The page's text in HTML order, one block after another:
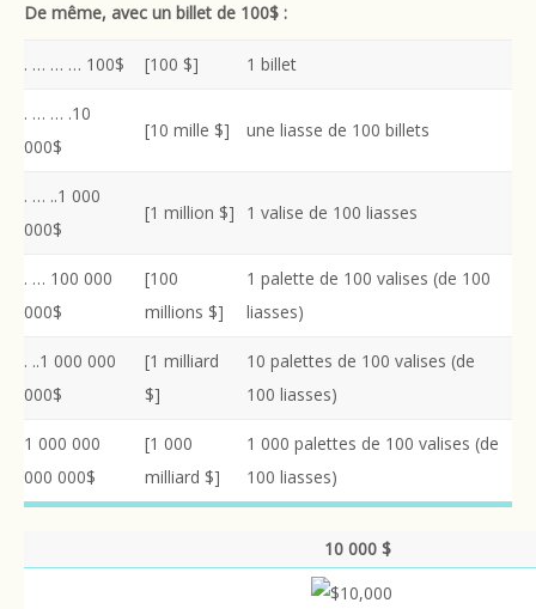
De même, avec un billet de 100$ :
. … … … 100$ [100 $] 1 billet
. … … .10
000$
[10 mille $] une liasse de 100 billets
. … ..1 000
000$
[1 million $] 1 valise de 100 liasses
. … 100 000
000$
[100
millions $]
1 palette de 100 valises (de 100
liasses)
. ..1 000 000
000$
[1 milliard
$]
10 palettes de 100 valises (de
100 liasses)
1 000 000
000 000$
[1 000
milliard $]
1 000 palettes de 100 valises (de
100 liasses)
10 000 $